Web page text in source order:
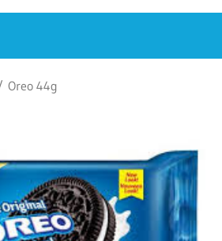
Oreo 44g